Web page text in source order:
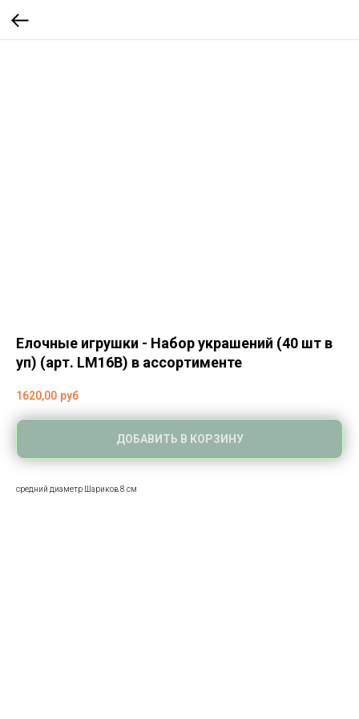
Елочные игрушки - Набор украшений (40 шт в
уп) (арт. LM16B) в ассортименте
1620,00 руб
ДОБАВИТЬ В КОРЗИНУ
средний диаметр Шариков 8 см